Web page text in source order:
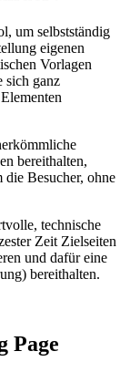
um selbstständig
eigenen
Vorlagen
sich ganz
bereithalten,
die Besucher, ohne
technische
Zeit Zielseiten
und dafür eine
bereithalten.
Page